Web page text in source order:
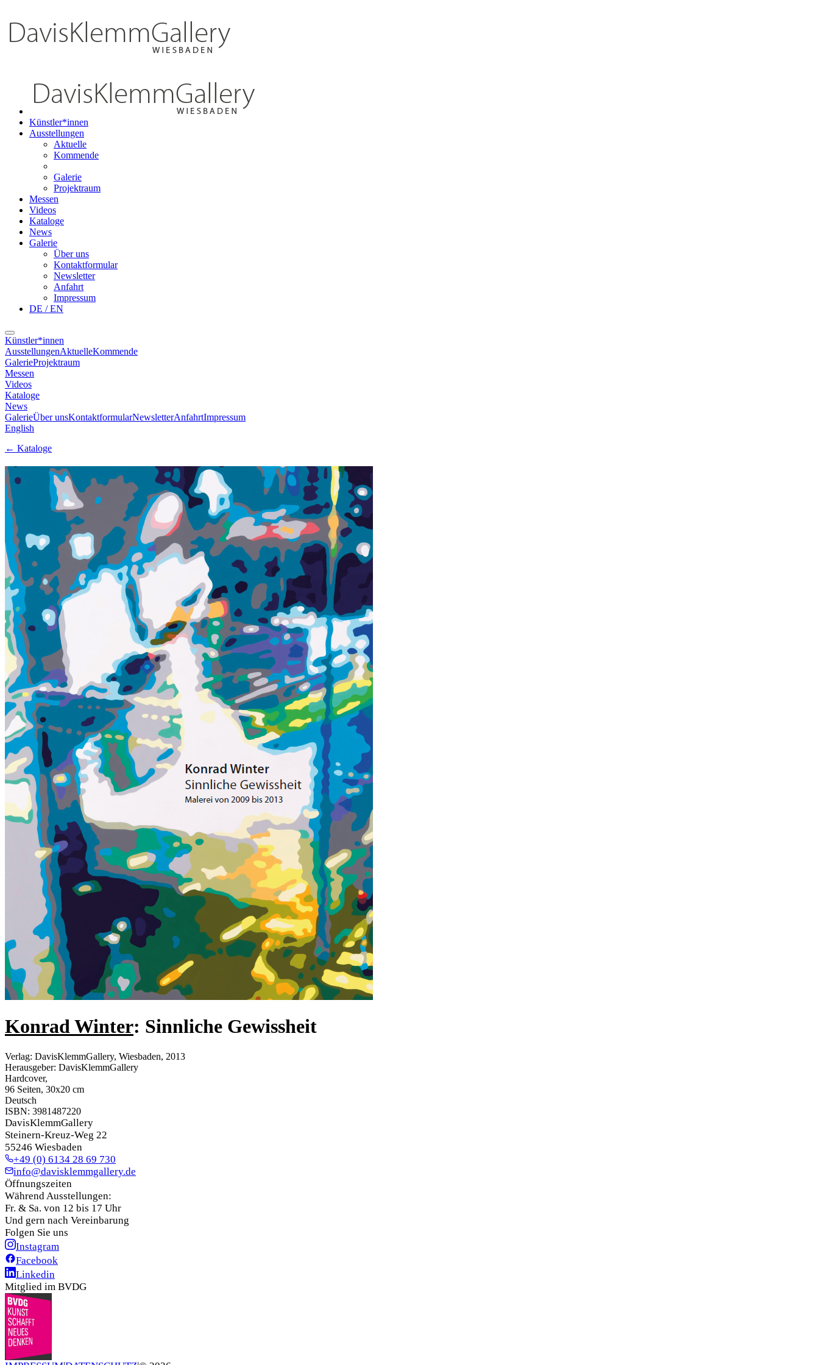
Künstler*innen
Ausstellungen
Aktuelle
Kommende
Galerie
Projektraum
Messen
Videos
Kataloge
News
Galerie
Über uns
Kontaktformular
Newsletter
Anfahrt
Impressum
DE / EN
Künstler*innen
AusstellungenAktuelleKommende
GalerieProjektraum
Messen
Videos
Kataloge
News
GalerieÜber unsKontaktformularNewsletterAnfahrtImpressum
English
← Kataloge
Konrad Winter: Sinnliche Gewissheit
Verlag: DavisKlemmGallery, Wiesbaden, 2013
Herausgeber: DavisKlemmGallery
Hardcover,
96 Seiten, 30x20 cm
Deutsch
ISBN: 3981487220
DavisKlemmGallery
Steinern-Kreuz-Weg 22
55246 Wiesbaden
+49 (0) 6134 28 69 730
info@davisklemmgallery.de
Öffnungszeiten
Während Ausstellungen:
Fr. & Sa. von 12 bis 17 Uhr
Und gern nach Vereinbarung
Folgen Sie uns
Instagram
Facebook
Linkedin
Mitglied im BVDG